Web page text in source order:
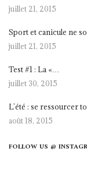
juillet 21, 2015
Sport et canicule ne
juillet 21, 2015
Test #1 : La «…
juillet 30, 2015
L’été : se ressourcer
août 18, 2015
FOLLOW US @